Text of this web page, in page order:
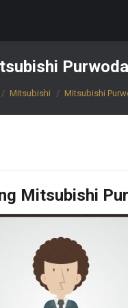
here:
Mitsubishi Mitsubishi
Mitsubishi